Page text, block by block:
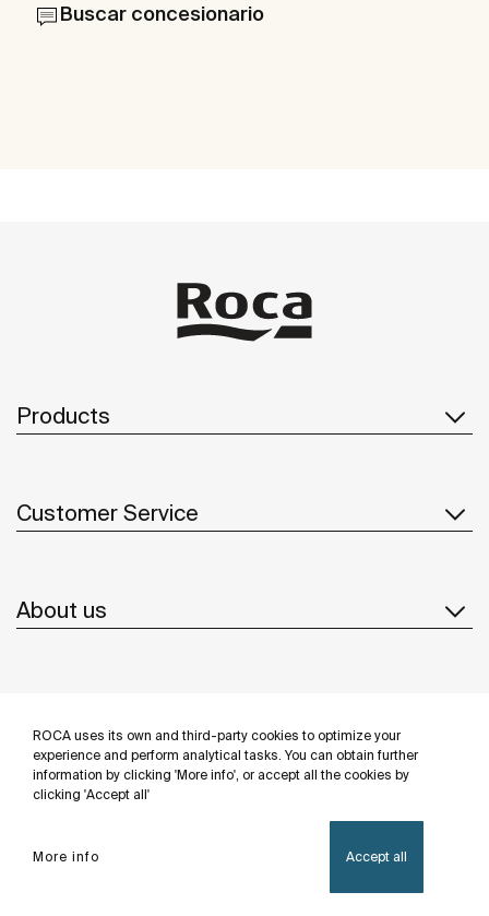
ROCA uses its own and third-party cookies to optimize your
experience and perform analytical tasks. You can obtain further
information by clicking 'More info', or accept all the cookies by
clicking 'Accept all'
More info Accept all
Buscar concesionario
Products
Customer Service
About us
Follow us